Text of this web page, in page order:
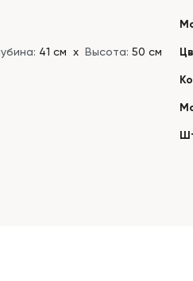
41 см х Высота: 50 см